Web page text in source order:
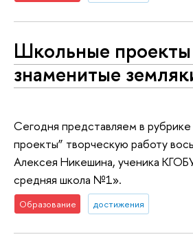
Школьные
знаменитые
Сегодня представляем в
проекты” творческую работу
Алексея Никешина, ученика
средняя школа №1».
Образование достижения